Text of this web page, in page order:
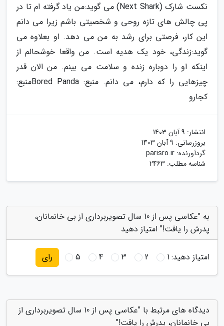
نکست شارک (Next Shark) می گوید:من یاد گرفته ام تا در
پی چالش های تازه روحی و شخصیتی باشم زیرا می دانم
این کار، فرصتی برای رشد به من می دهد. او بعلاوه می
گوید:زندگی، خود یک هدیه است. من واقعا خوشحالم از
اینکه او را دوباره زنده و سلامت می بینم. من الان قدر
چیزهایی را که دارم، می دانم. منبع: Bored Panda
منبع:
کجارو
انتشار: 9 آبان 1403
بروزرسانی: 9 آبان 1403
گردآورنده: parisro.ir
شناسه مطلب: 2463
به "عکاسی پس از 10 سال تصویربرداری از بی خانمانان،
پدرش را یافت!" امتیاز دهید
امتیاز دهید:1
2
3
4
5 رای
دیدگاه های مرتبط با "عکاسی پس از 10 سال تصویربرداری از
بی خانمانان، پدرش را یافت!"